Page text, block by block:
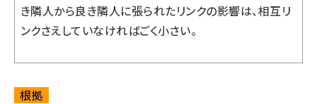
き隣人から良き隣人に張られたリンクの影響は、相互リ
ンクさえしていなければごく小さい。
根拠